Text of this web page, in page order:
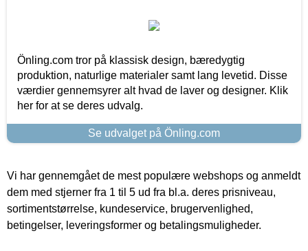
Önling.com tror på klassisk design, bæredygtig
produktion, naturlige materialer samt lang levetid. Disse
værdier gennemsyrer alt hvad de laver og designer. Klik
her for at se deres udvalg.
Se udvalget på Önling.com
Vi har gennemgået de mest populære webshops og anmeldt
dem med stjerner fra 1 til 5 ud fra bl.a. deres prisniveau,
sortimentstørrelse, kundeservice, brugervenlighed,
betingelser, leveringsformer og betalingsmuligheder.